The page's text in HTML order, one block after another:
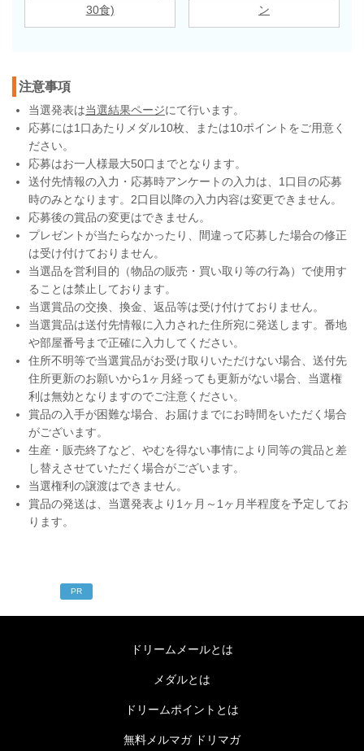
30食)
ン
注意事項
当選発表は当選結果ページにて行います。
応募には1口あたりメダル10枚、または10ポイントをご用意く
ださい。
応募はお一人様最大50口までとなります。
送付先情報の入力・応募時アンケートの入力は、1口目の応募
時のみとなります。2口目以降の入力内容は変更できません。
応募後の賞品の変更はできません。
プレゼントが当たらなかったり、間違って応募した場合の修正
は受け付けておりません。
当選品を営利目的（物品の販売・買い取り等の行為）で使用す
ることは禁止しております。
当選賞品の交換、換金、返品等は受け付けておりません。
当選賞品は送付先情報に入力された住所宛に発送します。番地
や部屋番号まで正確に入力してください。
住所不明等で当選賞品がお受け取りいただけない場合、送付先
住所更新のお願いから1ヶ月経っても更新がない場合、当選権
利は無効となりますのでご注意ください。
賞品の入手が困難な場合、お届けまでにお時間をいただく場合
がございます。
生産・販売終了など、やむを得ない事情により同等の賞品と差
し替えさせていただく場合がございます。
当選権利の譲渡はできません。
賞品の発送は、当選発表より1ヶ月～1ヶ月半程度を予定してお
ります。
PR
ドリームメールとは
メダルとは
ドリームポイントとは
無料メルマガ ドリマガ